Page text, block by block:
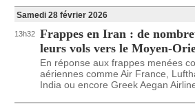
Samedi 28 février 2026
13h32 Frappes en Iran : de
leurs vols vers le Moyen-
En réponse aux frappes menées
aériennes comme Air France,
India ou encore Greek Aegan